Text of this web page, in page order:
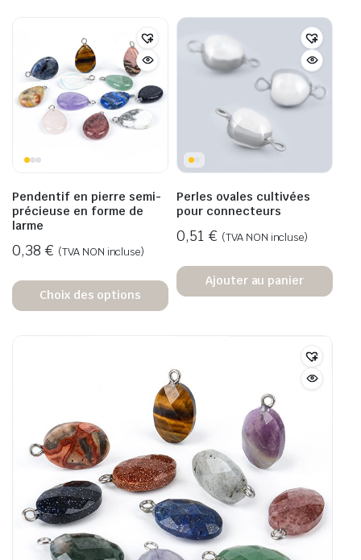
Pendentif en pierre semi-
précieuse en forme de
larme
0,38 € (TVA NON incluse)
Choix des options
Perles ovales cultivées
pour connecteurs
0,51 € (TVA NON incluse)
Ajouter au panier